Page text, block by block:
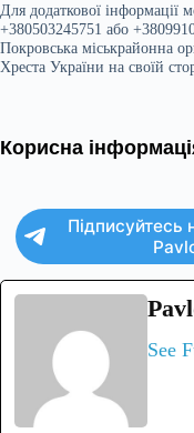
Для додаткової інформації
+380503245751 або
Покровська міськрайонна
Хреста України на своїй
Корисна
Підписуйтесь
See